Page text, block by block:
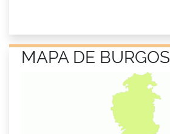
MAPA DE BURGOS